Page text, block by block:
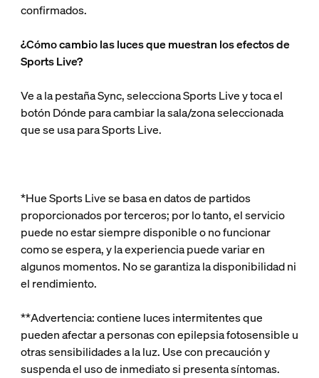
confirmados.
¿Cómo cambio las luces que muestran los efectos de
Sports Live?
Ve a la pestaña Sync, selecciona Sports Live y toca el
botón Dónde para cambiar la sala/zona seleccionada
que se usa para Sports Live.
*Hue Sports Live se basa en datos de partidos
proporcionados por terceros; por lo tanto, el servicio
puede no estar siempre disponible o no funcionar
como se espera, y la experiencia puede variar en
algunos momentos. No se garantiza la disponibilidad ni
el rendimiento.
**Advertencia: contiene luces intermitentes que
pueden afectar a personas con epilepsia fotosensible u
otras sensibilidades a la luz. Use con precaución y
suspenda el uso de inmediato si presenta síntomas.